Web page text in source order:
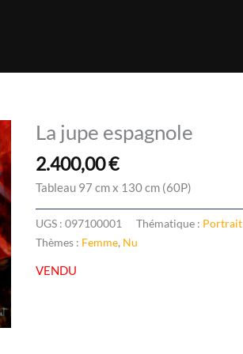
La jupe espagnole
2.400,00€
Tableau 97 cm x 130 cm (60P)
UGS : 097100001 Thématique : Portrait
Thèmes : Femme, Nu
VENDU